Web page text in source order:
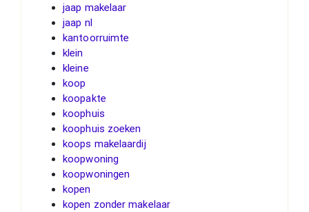
jaap makelaar
jaap nl
kantoorruimte
klein
kleine
koop
koopakte
koophuis
koophuis zoeken
koops makelaardij
koopwoning
koopwoningen
kopen
kopen zonder makelaar